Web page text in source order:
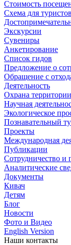
Стоимость
Схема для туристов
Экскурсии
Сувениры
Анкетирование
Список гидов
Предложение о
Обращение с
Деятельность
Охрана территории
Научная
Экологическое
Познавательный
Проекты
Международная
Публикации
Сотрудничество и
Аналитические
Документы
Кивач
Детям
Блог
Новости
Фото и Видео
English Version
Наши контакты